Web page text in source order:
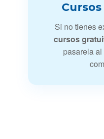
Si no tienes
cursos
pasarela